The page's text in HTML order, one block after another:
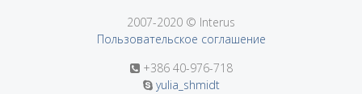
2007-2020 © Interus
Пользовательское соглашение
+386 40-976-718
yulia_shmidt